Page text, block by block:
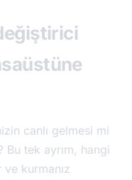
canlı gelmesi mi
tek ayrım, hangi
kurmanız